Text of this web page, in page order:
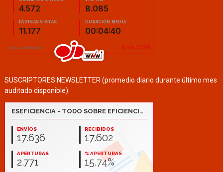
SUSCRIPTORES NEWSLETTER (promedio diario durante último mes
auditado disponible):